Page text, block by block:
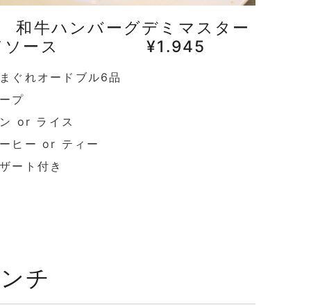
和牛ハンバーグデミマスター
ソース ¥1.945
ぐれオードブル6品
プ
or ライス
ヒー or ティー
ート付き
チ